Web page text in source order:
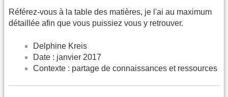
Référez-vous à la table des matières, je l'ai au maximum
détaillée afin que vous puissiez vous y retrouver.
Delphine Kreis
Date : janvier 2017
Contexte : partage de connaissances et ressources